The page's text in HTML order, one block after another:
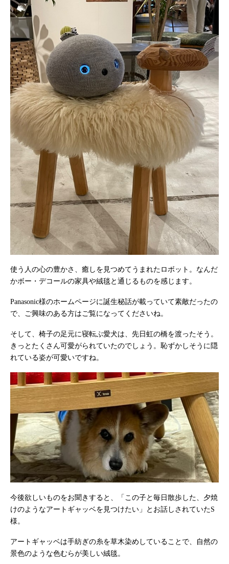
使う人の心の豊かさ、癒しを見つめてうまれたロボット。なんだ
かボー・デコールの家具や絨毯と通じるものを感じます。
Panasonic様のホームページに誕生秘話が載っていて素敵だったの
で、ご興味のある方はご覧になってくださいね。
そして、椅子の足元に寝転ぶ愛犬は、先日虹の橋を渡ったそう。
きっとたくさん可愛がられていたのでしょう。恥ずかしそうに隠
れている姿が可愛いですね。
今後欲しいものをお聞きすると、「この子と毎日散歩した、夕焼
けのようなアートギャッベを見つけたい」とお話しされていたS
様。
アートギャッベは手紡ぎの糸を草木染めしていることで、自然の
景色のような色むらが美しい絨毯。